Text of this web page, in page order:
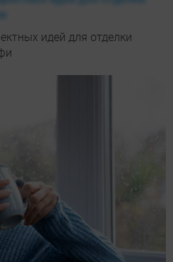
идей для отделки